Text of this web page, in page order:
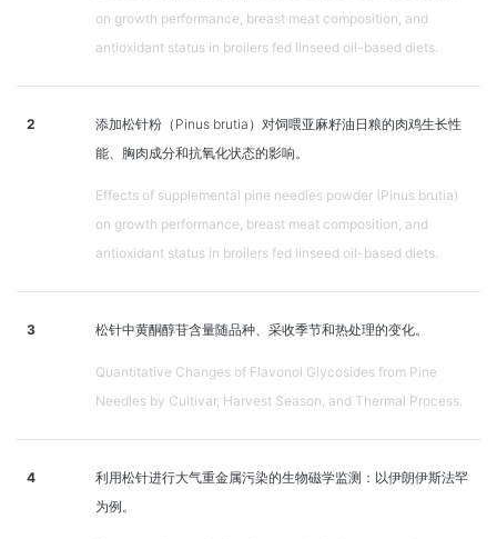
on growth performance, breast meat composition, and
antioxidant status in broilers fed linseed oil-based diets.
2
添加松针粉（Pinus brutia）对饲喂亚麻籽油日粮的肉鸡生长性
能、胸肉成分和抗氧化状态的影响。
Effects of supplemental pine needles powder (Pinus brutia)
on growth performance, breast meat composition, and
antioxidant status in broilers fed linseed oil-based diets.
3 松针中黄酮醇苷含量随品种、采收季节和热处理的变化。
Quantitative Changes of Flavonol Glycosides from Pine
Needles by Cultivar, Harvest Season, and Thermal Process.
4
利用松针进行大气重金属污染的生物磁学监测：以伊朗伊斯法罕
为例。